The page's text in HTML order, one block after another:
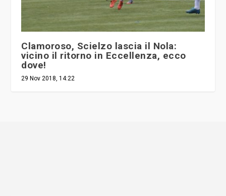
Clamoroso, Scielzo lascia il Nola:
vicino il ritorno in Eccellenza, ecco
dove!
29 Nov 2018, 14:22